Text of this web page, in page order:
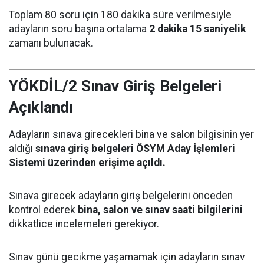
Toplam 80 soru için 180 dakika süre verilmesiyle
adayların soru başına ortalama 2 dakika 15 saniyelik
zamanı bulunacak.
YÖKDİL/2 Sınav Giriş Belgeleri
Açıklandı
Adayların sınava girecekleri bina ve salon bilgisinin yer
aldığı sınava giriş belgeleri ÖSYM Aday İşlemleri
Sistemi üzerinden erişime açıldı.
Sınava girecek adayların giriş belgelerini önceden
kontrol ederek bina, salon ve sınav saati bilgilerini
dikkatlice incelemeleri gerekiyor.
Sınav günü gecikme yaşamamak için adayların sınav